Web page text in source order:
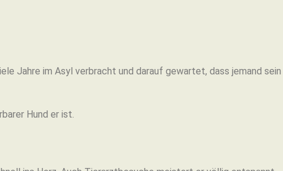
Jahre im Asyl verbracht und darauf gewartet, dass jemand sein
Hund er ist.